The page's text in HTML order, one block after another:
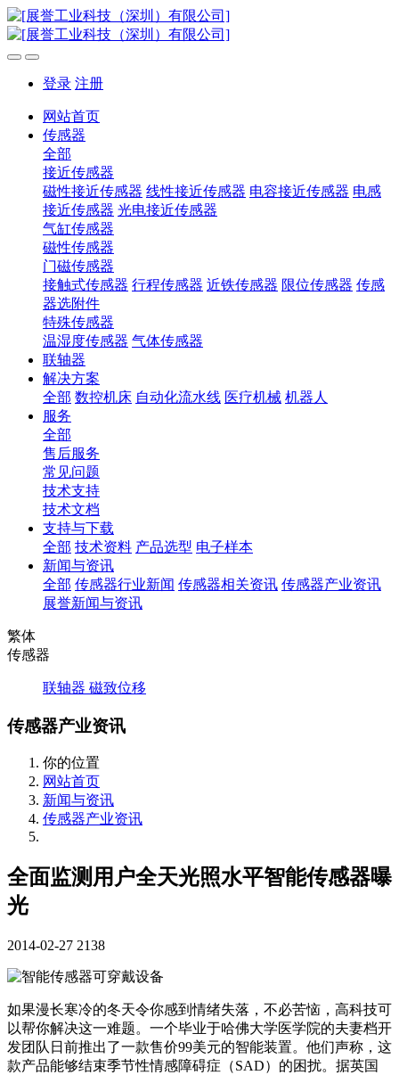
登录 注册
网站首页
传感器
全部
接近传感器
磁性接近传感器 线性接近传感器 电容接近传感器 电感
接近传感器 光电接近传感器
气缸传感器
磁性传感器
门磁传感器
接触式传感器 行程传感器 近铁传感器 限位传感器 传感
器选附件
特殊传感器
温湿度传感器 气体传感器
联轴器
解决方案
全部 数控机床 自动化流水线 医疗机械 机器人
服务
全部
售后服务
常见问题
技术支持
技术文档
支持与下载
全部 技术资料 产品选型 电子样本
新闻与资讯
全部 传感器行业新闻 传感器相关资讯 传感器产业资讯
展誉新闻与资讯
繁体
传感器
联轴器 磁致位移
传感器产业资讯
你的位置
网站首页
新闻与资讯
传感器产业资讯
全面监测用户全天光照水平智能传感器曝
光
2014-02-27 2138
如果漫长寒冷的冬天令你感到情绪失落，不必苦恼，高科技可
以帮你解决这一难题。一个毕业于哈佛大学医学院的夫妻档开
发团队日前推出了一款售价99美元的智能装置。他们声称，这
款产品能够结束季节性情感障碍症（SAD）的困扰。据英国